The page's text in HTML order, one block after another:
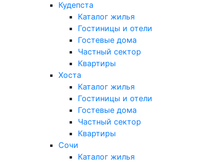
Кудепста
Каталог жилья
Гостиницы и отели
Гостевые дома
Частный сектор
Квартиры
Хоста
Каталог жилья
Гостиницы и отели
Гостевые дома
Частный сектор
Квартиры
Сочи
Каталог жилья